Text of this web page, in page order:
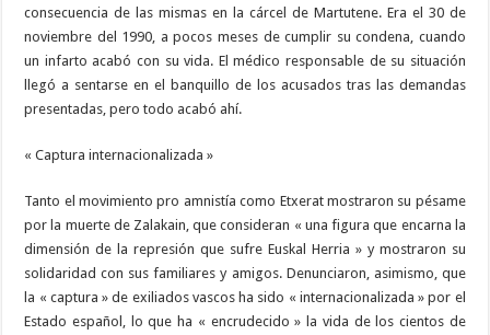
consecuencia de las mismas en la cárcel de Martutene. Era el 30 de
noviembre del 1990, a pocos meses de cumplir su condena, cuando
un infarto acabó con su vida. El médico responsable de su situación
llegó a sentarse en el banquillo de los acusados tras las demandas
presentadas, pero todo acabó ahí.
« Captura internacionalizada »
Tanto el movimiento pro amnistía como Etxerat mostraron su pésame
por la muerte de Zalakain, que consideran « una figura que encarna la
dimensión de la represión que sufre Euskal Herria » y mostraron su
solidaridad con sus familiares y amigos. Denunciaron, asimismo, que
la « captura » de exiliados vascos ha sido « internacionalizada » por el
Estado español, lo que ha « encrudecido » la vida de los cientos de